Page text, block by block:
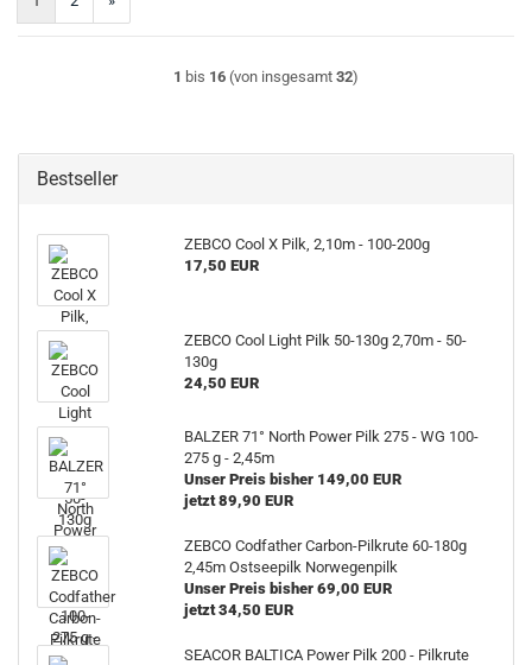
1 bis 16 (von insgesamt 32)
Bestseller
ZEBCO Cool X Pilk, 2,10m - 100-200g
17,50 EUR
ZEBCO Cool Light Pilk 50-130g 2,70m - 50-
130g
24,50 EUR
BALZER 71° North Power Pilk 275 - WG 100-
275 g - 2,45m
Unser Preis bisher 149,00 EUR
jetzt 89,90 EUR
ZEBCO Codfather Carbon-Pilkrute 60-180g
2,45m Ostseepilk Norwegenpilk
Unser Preis bisher 69,00 EUR
jetzt 34,50 EUR
SEACOR BALTICA Power Pilk 200 - Pilkrute